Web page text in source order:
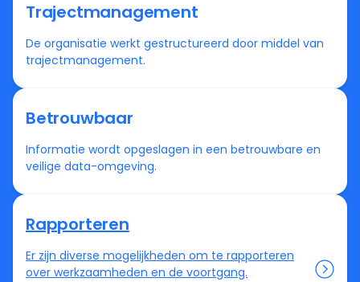
Trajectmanagement
De organisatie werkt gestructureerd door middel van
trajectmanagement.
Betrouwbaar
Informatie wordt opgeslagen in een betrouwbare en
veilige data-omgeving.
Rapporteren
Er zijn diverse mogelijkheden om te rapporteren
over werkzaamheden en de voortgang.